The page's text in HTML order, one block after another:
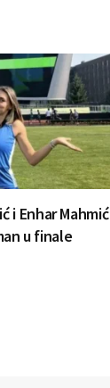
i Enhar Mahmić
u finale